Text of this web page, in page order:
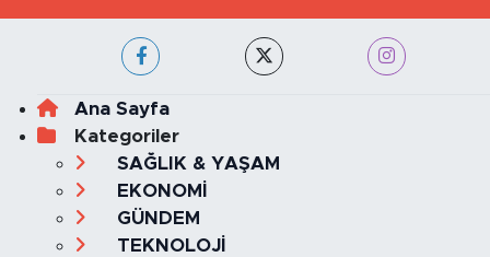
Ana Sayfa
Kategoriler
SAĞLIK & YAŞAM
EKONOMİ
GÜNDEM
TEKNOLOJİ